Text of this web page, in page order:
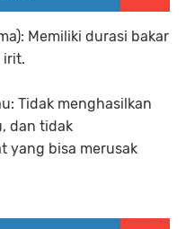
Memiliki durasi bakar
irit.
Tidak menghasilkan
dan tidak
yang bisa merusak